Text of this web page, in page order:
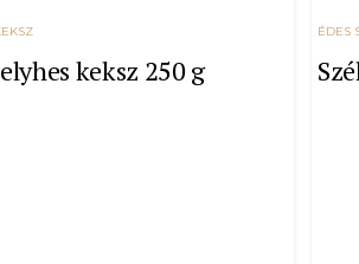
keksz 250 g
ÉDES